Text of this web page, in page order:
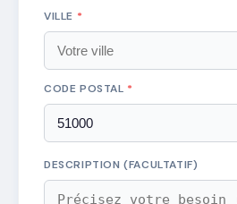
VILLE *
CODE POSTAL *
DESCRIPTION (FACULTATIF)